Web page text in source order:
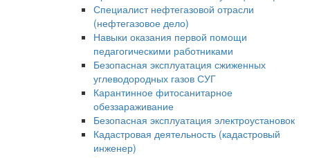
Специалист нефтегазовой отрасли
(нефтегазовое дело)
Навыки оказания первой помощи
педагогическими работниками
Безопасная эксплуатация сжиженных
углеводородных газов СУГ
Карантинное фитосанитарное
обеззараживание
Безопасная эксплуатация электроустановок
Кадастровая деятельность (кадастровый
инженер)